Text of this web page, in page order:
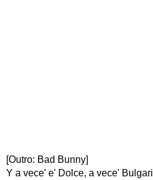
[Outro: Bad Bunny]
Y a vece' e' Dolce, a vece' Bulgari